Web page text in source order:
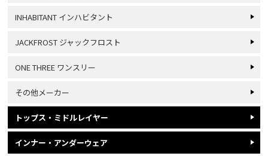
INHABITANT インハビタント
JACKFROST ジャックフロスト
ONE THREE ワンスリー
その他メーカー
トップス・ミドルレイヤー
インナー・アンダーウェア